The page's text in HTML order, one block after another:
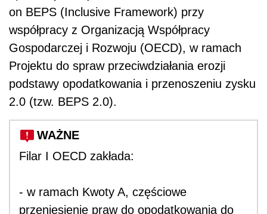
on BEPS (Inclusive Framework) przy
współpracy z Organizacją Współpracy
Gospodarczej i Rozwoju (OECD), w ramach
Projektu do spraw przeciwdziałania erozji
podstawy opodatkowania i przenoszeniu zysku
2.0 (tzw. BEPS 2.0).
WAŻNE
Filar I OECD zakłada:
- w ramach Kwoty A, częściowe
przeniesienie praw do opodatkowania do